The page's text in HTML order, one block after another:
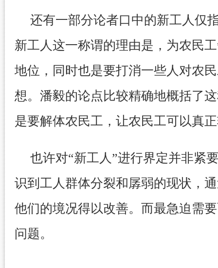
还有一部分论者口中的新工人仅
新工人这一称谓的理由是，为农民
地位，同时也是要打消一些人对农
想。潘毅的论点比较精确地概括了
是要解体农民工，让农民工可以真
也许对“新工人”进行界定并非紧
识到工人群体分裂和孱弱的现状，
他们的境况得以改善。而最急迫需
问题。